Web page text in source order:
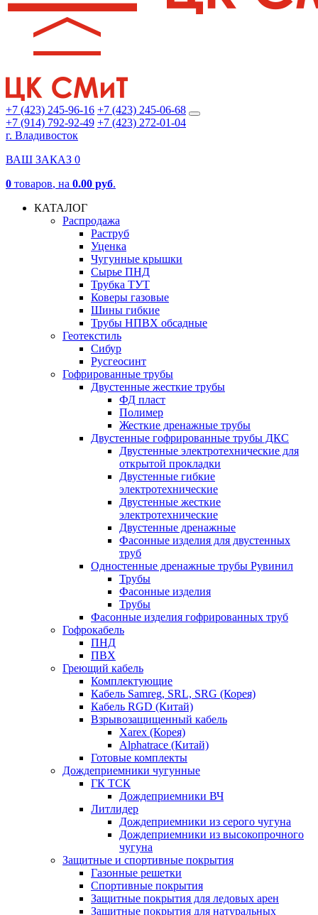
+7 (423) 245-96-16 +7 (423) 245-06-68
+7 (914) 792-92-49 +7 (423) 272-01-04
г. Владивосток
ВАШ ЗАКАЗ 0
0 товаров, на 0.00 руб.
КАТАЛОГ
Распродажа
Раструб
Уценка
Чугунные крышки
Сырье ПНД
Трубка ТУТ
Коверы газовые
Шины гибкие
Трубы НПВХ обсадные
Геотекстиль
Сибур
Русгеосинт
Гофрированные трубы
Двустенные жесткие трубы
ФД пласт
Полимер
Жесткие дренажные трубы
Двустенные гофрированные трубы ДКС
Двустенные электротехнические для
открытой прокладки
Двустенные гибкие
электротехнические
Двустенные жесткие
электротехнические
Двустенные дренажные
Фасонные изделия для двустенных
труб
Одностенные дренажные трубы Рувинил
Трубы
Фасонные изделия
Трубы
Фасонные изделия гофрированных труб
Гофрокабель
ПНД
ПВХ
Греющий кабель
Комплектующие
Кабель Samreg, SRL, SRG (Корея)
Кабель RGD (Китай)
Взрывозащищенный кабель
Xarex (Корея)
Alphatrace (Китай)
Готовые комплекты
Дождеприемники чугунные
ГК ТСК
Дождеприемники ВЧ
Литлидер
Дождеприемники из серого чугуна
Дождеприемники из высокопрочного
чугуна
Защитные и спортивные покрытия
Газонные решетки
Спортивные покрытия
Защитные покрытия для ледовых арен
Защитные покрытия для натуральных